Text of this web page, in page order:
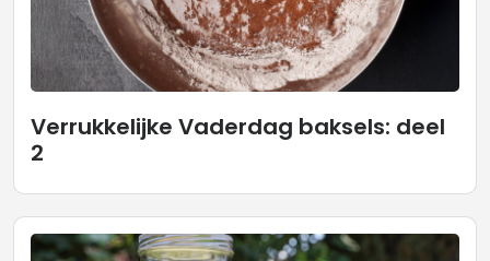
Verrukkelijke Vaderdag baksels: deel
2